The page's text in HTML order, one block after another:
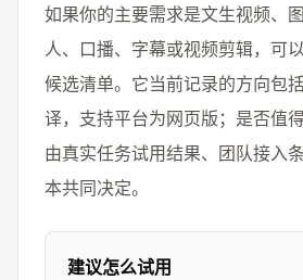
如果你的主要需求是文生视频、
人、口播、字幕或视频剪辑，可
候选清单。它当前记录的方向包
译，支持平台为网页版；是否值
由真实任务试用结果、团队接入
本共同决定。
建议怎么试用